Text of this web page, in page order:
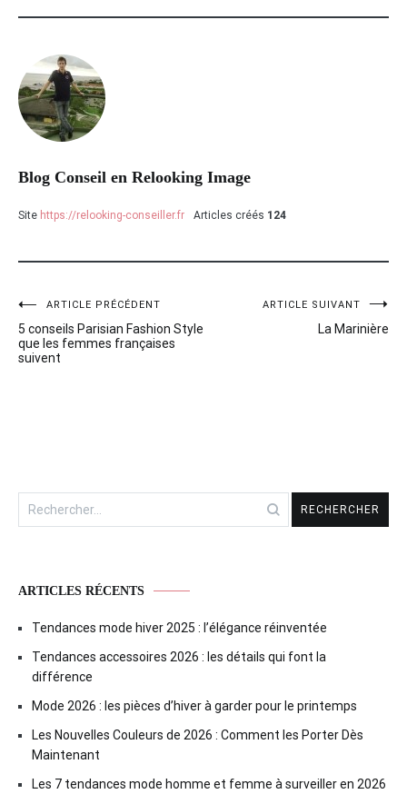
Blog Conseil en Relooking Image
Site https://relooking-conseiller.fr Articles créés 124
Navigation
de
ARTICLE PRÉCÉDENT
5 conseils Parisian Fashion Style
que les femmes françaises
suivent
ARTICLE SUIVANT
La Marinière
Rechercher :
ARTICLES RÉCENTS
Tendances mode hiver 2025 : l’élégance réinventée
Tendances accessoires 2026 : les détails qui font la
différence
Mode 2026 : les pièces d’hiver à garder pour le printemps
Les Nouvelles Couleurs de 2026 : Comment les Porter Dès
Maintenant
Les 7 tendances mode homme et femme à surveiller en 2026